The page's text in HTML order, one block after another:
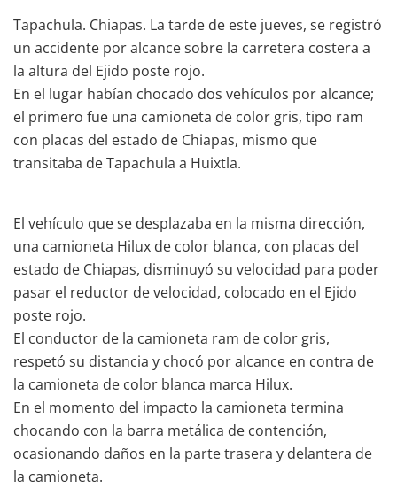
Tapachula. Chiapas. La tarde de este jueves, se registró
un accidente por alcance sobre la carretera costera a
la altura del Ejido poste rojo.
En el lugar habían chocado dos vehículos por alcance;
el primero fue una camioneta de color gris, tipo ram
con placas del estado de Chiapas, mismo que
transitaba de Tapachula a Huixtla.
El vehículo que se desplazaba en la misma dirección,
una camioneta Hilux de color blanca, con placas del
estado de Chiapas, disminuyó su velocidad para poder
pasar el reductor de velocidad, colocado en el Ejido
poste rojo.
El conductor de la camioneta ram de color gris,
respetó su distancia y chocó por alcance en contra de
la camioneta de color blanca marca Hilux.
En el momento del impacto la camioneta termina
chocando con la barra metálica de contención,
ocasionando daños en la parte trasera y delantera de
la camioneta.